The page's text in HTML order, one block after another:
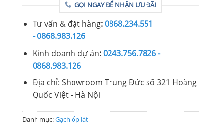
GỌI NGAY ĐỂ NHẬN ƯU ĐÃI
Tư vấn & đặt hàng:0868.234.551
- 0868.983.126
Kinh doanh dự án:0243.756.7826 -
0868.983.126
Địa chỉ: Showroom Trung Đức số 321 Hoàng
Quốc Việt - Hà Nội
Danh mục:Gạch ốp lát